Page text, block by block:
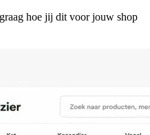
hoe jij dit voor jouw shop